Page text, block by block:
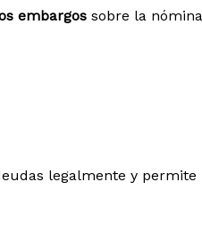
embargos sobre la
legalmente y permite